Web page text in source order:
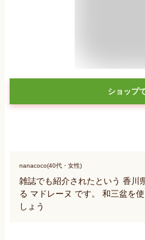
ショップ
nanacoco(40代・女性)
雑誌でも紹介されたという 香川
る マドレーヌ です。 和三盆を
しょう